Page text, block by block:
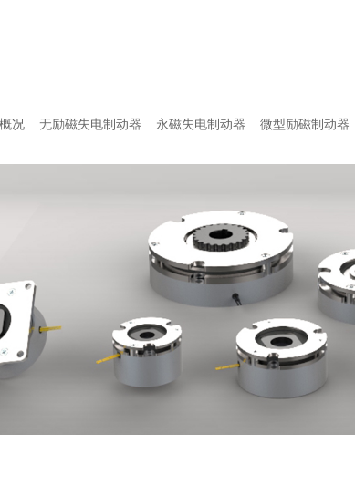
况 无励磁失电制动器 永磁失电制动器 微型励磁制动器